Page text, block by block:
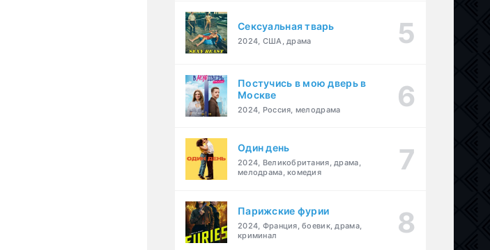
Сексуальная тварь
2024, США, драма
Постучись в мою дверь в
Москве
2024, Россия, мелодрама
Один день
2024, Великобритания, драма,
мелодрама, комедия
Парижские фурии
2024, Франция, боевик, драма,
криминал